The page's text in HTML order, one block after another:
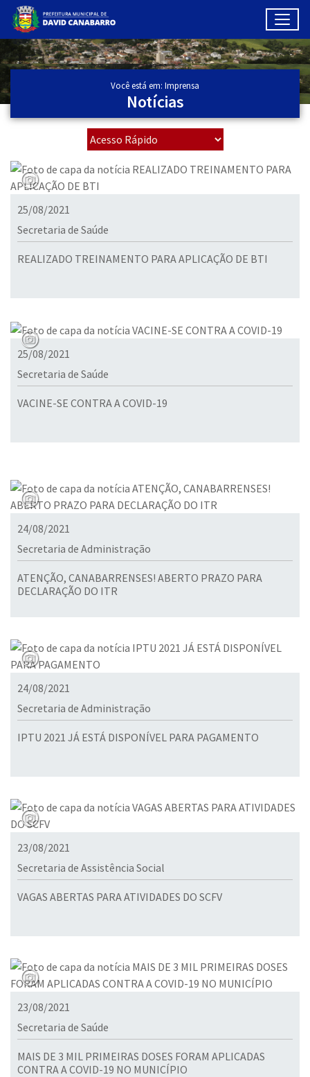
Ir para conteúdo principal
Conteúdo Principal
Você está em: Imprensa
Notícias
25/08/2021
Secretaria de Saúde
REALIZADO TREINAMENTO PARA APLICAÇÃO DE BTI
25/08/2021
Secretaria de Saúde
VACINE-SE CONTRA A COVID-19
24/08/2021
Secretaria de Administração
ATENÇÃO, CANABARRENSES! ABERTO PRAZO PARA
DECLARAÇÃO DO ITR
24/08/2021
Secretaria de Administração
IPTU 2021 JÁ ESTÁ DISPONÍVEL PARA PAGAMENTO
23/08/2021
Secretaria de Assistência Social
VAGAS ABERTAS PARA ATIVIDADES DO SCFV
23/08/2021
Secretaria de Saúde
MAIS DE 3 MIL PRIMEIRAS DOSES FORAM APLICADAS
CONTRA A COVID-19 NO MUNICÍPIO